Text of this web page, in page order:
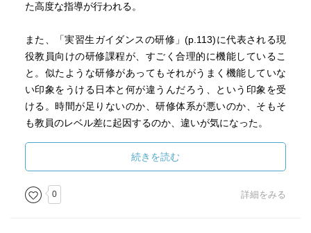
た高度な指導が行われる。
また、「実習生ガイダンスの研修」(p.113)に代表される現
役教員向けの研修課程が、すごく合理的に機能しているこ
と。似たような研修があってもそれがうまく機能していな
い印象をうける日本と何が違うんだろう、という印象を受
ける。時間が足りないのか、研修体系が悪いのか、そもそ
も教員のレベル差に起因するのか、違いが気になった。
そういう人を取り上げているんだろうけど「この先生はこ
ういう『ずばぬけたもの』があって、それを自他（生徒・
教員）ともに認めている」教員が、それを生かして授業を
展開している感はある。
続きを読む
0 詳細をみる